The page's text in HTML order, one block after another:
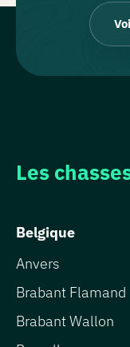
Les
Belgique
Anvers
Brabant Flamand
Brabant Wallon